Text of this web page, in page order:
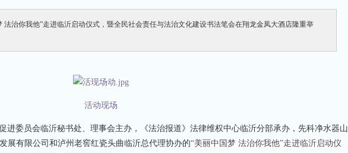
法治你我他”走进临沂启动仪式，暨全民社会责任与法治文化建设书法笔会在翔龙金凤大酒店隆重举
活动现场
进委员会临沂秘书处、理事会主办， 《法治报道》 法律维权中心临沂分部承办，先科净水器山
展有限公司和泸州老窖红瓷头曲临沂总代理协办的“美丽中国梦 法治你我他”走进临沂启动仪